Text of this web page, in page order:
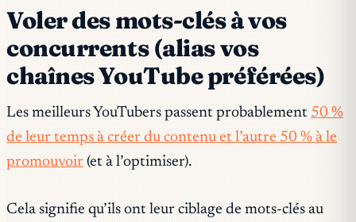
Voler des mots-clés à vos
concurrents (alias vos
chaînes YouTube préférées)
Les meilleurs YouTubers passent probablement 50 %
de leur temps à créer du contenu et l’autre 50 % à le
promouvoir (et à l’optimiser).
Cela signifie qu’ils ont leur ciblage de mots-clés au